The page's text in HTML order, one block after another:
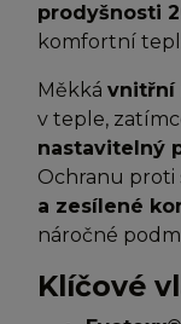
prodyšnosti
komfortní
Měkká vnitřní
v teple,
nastavitelný
Ochranu proti
a zesílené
náročné
Klíčové